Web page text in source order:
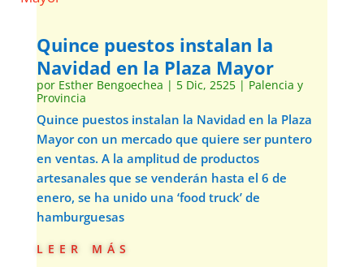
Quince puestos instalan la
Navidad en la Plaza Mayor
por Esther Bengoechea | 5 Dic, 2525| Palencia y
Provincia
Quince puestos instalan la Navidad en la Plaza
Mayor con un mercado que quiere ser puntero
en ventas. A la amplitud de productos
artesanales que se venderán hasta el 6 de
enero, se ha unido una ‘food truck’ de
hamburguesas
leer más